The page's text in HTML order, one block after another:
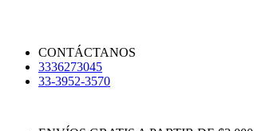
CONTÁCTANOS
3336273045
33-3952-3570